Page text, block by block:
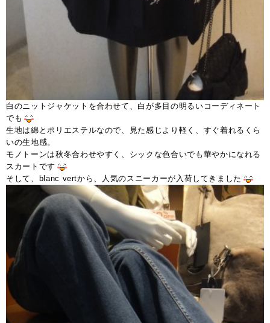
白のニットジャケットを合わせて、白が多目の明るいコーディネート
でも
生地は綿とポリエステルなので、見た感じより軽く、すぐ着れるくら
いの生地感。
モノトーンは秋冬合わせやすく、シックな色合いでも華やかになれる
スカートです
そして、blanc vertから、人気のスニーカーが入荷してきました